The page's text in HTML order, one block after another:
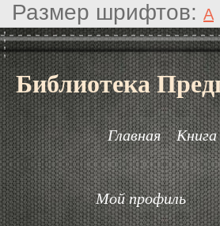
Размер шрифтов: A
Библиотека
Главная
Мой профиль